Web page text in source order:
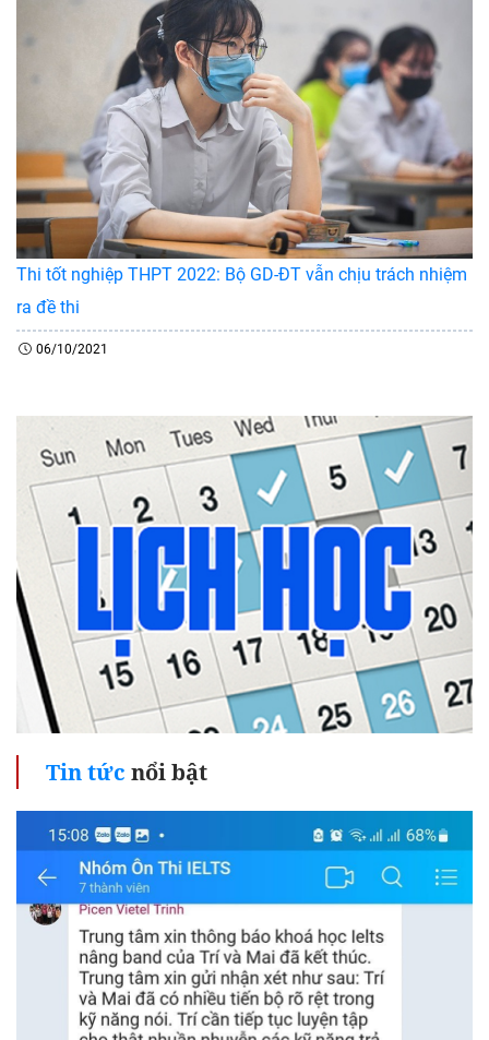
Thi tốt nghiệp THPT 2022: Bộ GD-ĐT vẫn chịu trách nhiệm
ra đề thi
06/10/2021
Tin tức nổi bật